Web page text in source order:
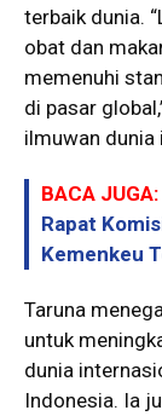
terbaik dunia.
obat dan
memenuhi
di pasar
ilmuwan dunia
BACA JUGA:
Rapat
Kemenkeu
Taruna
untuk
dunia
Indonesia. Ia